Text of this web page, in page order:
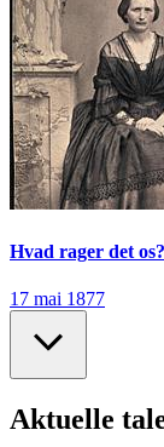
Hvad rager det os?
17 mai 1877
Aktuelle